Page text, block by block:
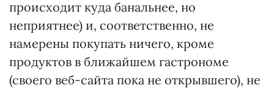
происходит куда банальнее, но
неприятнее) и, соответственно, не
намерены покупать ничего, кроме
продуктов в ближайшем гастрономе
(своего веб-сайта пока не открывшего), не